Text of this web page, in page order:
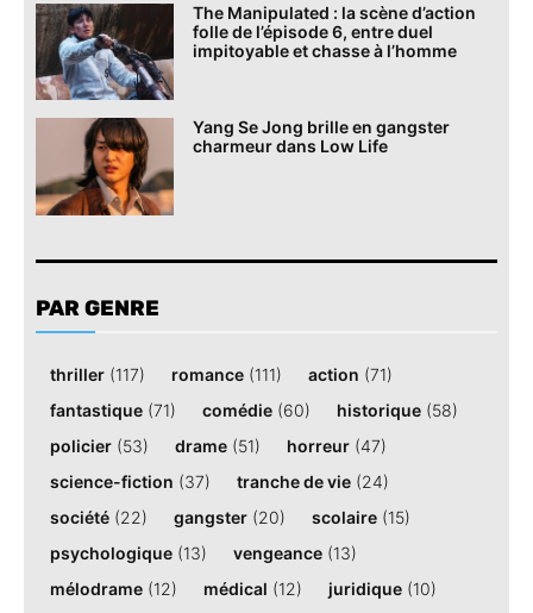
The Manipulated : la scène d’action
folle de l’épisode 6, entre duel
impitoyable et chasse à l’homme
Yang Se Jong brille en gangster
charmeur dans Low Life
PAR GENRE
thriller (117) romance (111) action (71)
fantastique (71) comédie (60) historique (58)
policier (53) drame (51) horreur (47)
science-fiction (37) tranche de vie (24)
société (22) gangster (20) scolaire (15)
psychologique (13) vengeance (13)
mélodrame (12) médical (12) juridique (10)